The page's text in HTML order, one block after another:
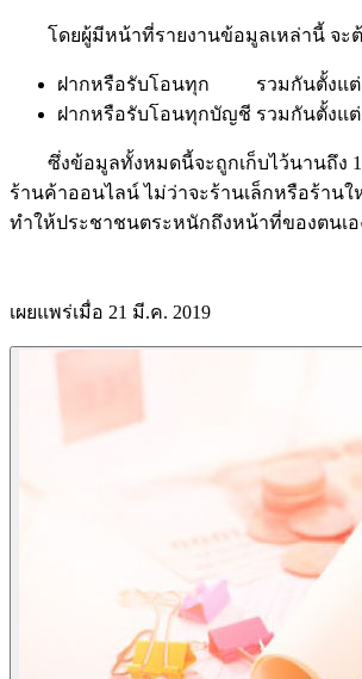
โดยผู้มีหน้าที่รายงานข้อมูลเหล่านี้ จะต้
ฝากหรือรับโอนทุก
รวมกันตั้งแต่
ฝากหรือรับโอนทุกบัญชี รวมกันตั้งแต่
ซึ่งข้อมูลทั้งหมดนี้จะถูกเก็บไว้นานถึง
ร้านค้าออนไลน์ ไม่ว่าจะร้านเล็กหรือร้าน
ทำให้ประชาชนตระหนักถึงหน้าที่ของตนเ
เผยแพร่เมื่อ 21 มี.ค. 2019